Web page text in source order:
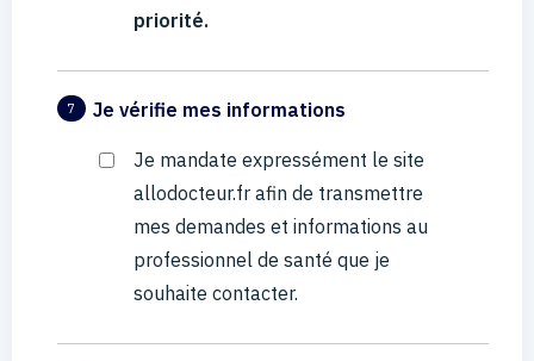
priorité.
7 Je vérifie mes informations
Je mandate expressément le site
allodocteur.fr afin de transmettre
mes demandes et informations au
professionnel de santé que je
souhaite contacter.